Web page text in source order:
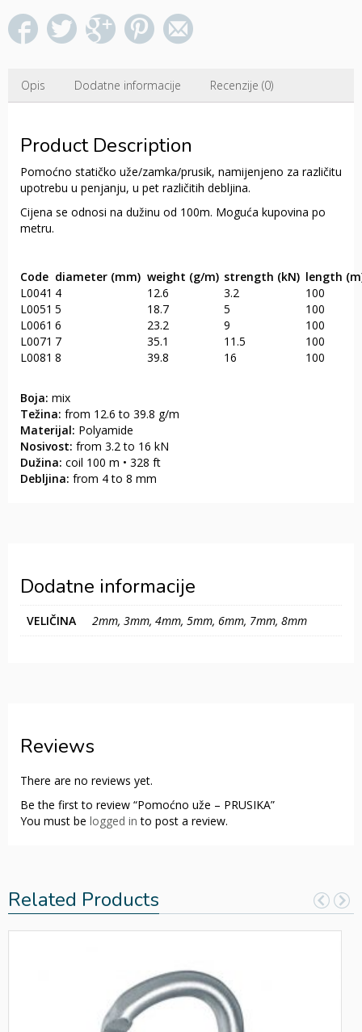
Opis Dodatne informacije Recenzije (0)
Product Description
Pomoćno statičko uže/zamka/prusik, namijenjeno za različitu
upotrebu u penjanju, u pet različitih debljina.
Cijena se odnosi na dužinu od 100m. Moguća kupovina po
metru.
Code diameter (mm) weight (g/m) strength (kN) length
L0041 4 12.6 3.2
100
L0051 5 18.7 5
100
L0061 6 23.2 9
100
L0071 7 35.1 11.5
100
L0081 8 39.8 16 100
Boja: mix
Težina: from 12.6 to 39.8 g/m
Materijal: Polyamide
Nosivost: from 3.2 to 16 kN
Dužina: coil 100 m • 328 ft
Debljina: from 4 to 8 mm
Dodatne informacije
VELIČINA 2mm, 3mm, 4mm, 5mm, 6mm, 7mm, 8mm
Reviews
There are no reviews yet.
Be the first to review “Pomoćno uže – PRUSIKA”
You must be logged in to post a review.
Related Products